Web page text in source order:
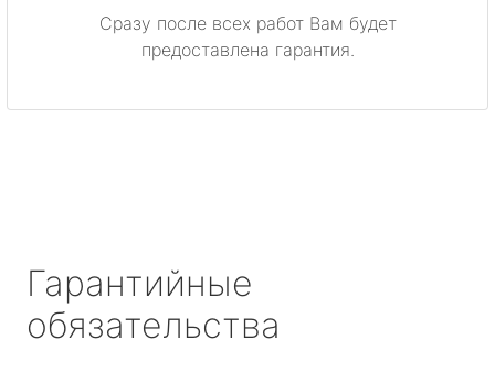
Сразу после всех работ Вам будет
предоставлена гарантия.
Гарантийные
обязательства